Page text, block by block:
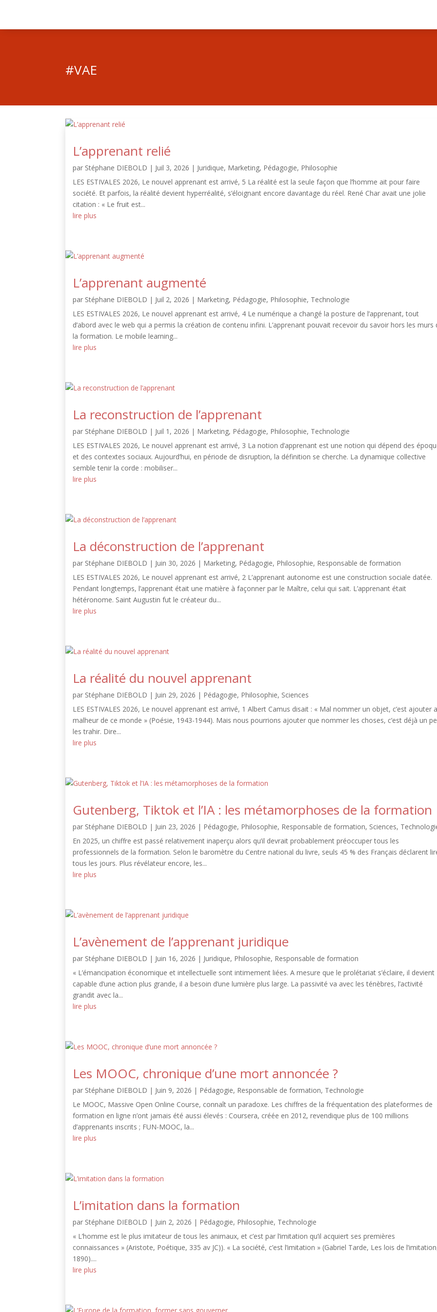
#VAE
L’apprenant relié
par Stéphane DIEBOLD | Juil 3, 2026 | Juridique, Marketing, Pédagogie, Philosophie
LES ESTIVALES 2026, Le nouvel apprenant est arrivé, 5 La réalité est la seule façon que l’homme ait pour faire
société. Et parfois, la réalité devient hyperréalité, s’éloignant encore davantage du réel. René Char avait une jolie
citation : « Le fruit est...
lire plus
L’apprenant augmenté
par Stéphane DIEBOLD | Juil 2, 2026 | Marketing, Pédagogie, Philosophie, Technologie
LES ESTIVALES 2026, Le nouvel apprenant est arrivé, 4 Le numérique a changé la posture de l’apprenant, tout
d’abord avec le web qui a permis la création de contenu infini. L’apprenant pouvait recevoir du savoir hors les murs
la formation. Le mobile learning...
lire plus
La reconstruction de l’apprenant
par Stéphane DIEBOLD | Juil 1, 2026 | Marketing, Pédagogie, Philosophie, Technologie
LES ESTIVALES 2026, Le nouvel apprenant est arrivé, 3 La notion d’apprenant est une notion qui dépend des
et des contextes sociaux. Aujourd’hui, en période de disruption, la définition se cherche. La dynamique collective
semble tenir la corde : mobiliser...
lire plus
La déconstruction de l’apprenant
par Stéphane DIEBOLD | Juin 30, 2026 | Marketing, Pédagogie, Philosophie, Responsable de formation
LES ESTIVALES 2026, Le nouvel apprenant est arrivé, 2 L’apprenant autonome est une construction sociale datée.
Pendant longtemps, l’apprenant était une matière à façonner par le Maître, celui qui sait. L’apprenant était
hétéronome. Saint Augustin fut le créateur du...
lire plus
La réalité du nouvel apprenant
par Stéphane DIEBOLD | Juin 29, 2026 | Pédagogie, Philosophie, Sciences
LES ESTIVALES 2026, Le nouvel apprenant est arrivé, 1 Albert Camus disait : « Mal nommer un objet, c’est ajouter
malheur de ce monde » (Poésie, 1943-1944). Mais nous pourrions ajouter que nommer les choses, c’est déjà un
les trahir. Dire...
lire plus
Gutenberg, Tiktok et l’IA : les métamorphoses de la formation
par Stéphane DIEBOLD | Juin 23, 2026 | Pédagogie, Philosophie, Responsable de formation, Sciences,
En 2025, un chiffre est passé relativement inaperçu alors qu’il devrait probablement préoccuper tous les
professionnels de la formation. Selon le baromètre du Centre national du livre, seuls 45 % des Français déclarent
tous les jours. Plus révélateur encore, les...
lire plus
L’avènement de l’apprenant juridique
par Stéphane DIEBOLD | Juin 16, 2026 | Juridique, Philosophie, Responsable de formation
« L’émancipation économique et intellectuelle sont intimement liées. A mesure que le prolétariat s’éclaire, il devient
capable d’une action plus grande, il a besoin d’une lumière plus large. La passivité va avec les ténèbres, l’activité
grandit avec la...
lire plus
Les MOOC, chronique d’une mort annoncée ?
par Stéphane DIEBOLD | Juin 9, 2026 | Pédagogie, Responsable de formation, Technologie
Le MOOC, Massive Open Online Course, connaît un paradoxe. Les chiffres de la fréquentation des plateformes de
formation en ligne n’ont jamais été aussi élevés : Coursera, créée en 2012, revendique plus de 100 millions
d’apprenants inscrits ; FUN-MOOC, la...
lire plus
L’imitation dans la formation
par Stéphane DIEBOLD | Juin 2, 2026 | Pédagogie, Philosophie, Technologie
« L’homme est le plus imitateur de tous les animaux, et c’est par l’imitation qu’il acquiert ses premières
connaissances » (Aristote, Poétique, 335 av JC)). « La société, c’est l’imitation » (Gabriel Tarde, Les lois de
1890)....
lire plus